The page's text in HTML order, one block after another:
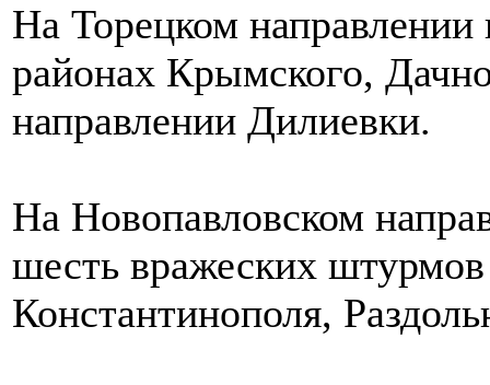
На Торецком направлении
районах Крымского,
направлении Дилиевки.
На Новопавловском
шесть вражеских штурмов
Константинополя,